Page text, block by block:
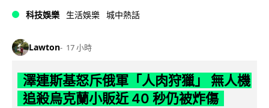
科技娛樂 生活娛樂 城中熱話
Lawton 17 小時
澤連斯基怒斥俄軍「人肉狩獵」 無人機
追殺烏克蘭小販近 40 秒仍被炸傷